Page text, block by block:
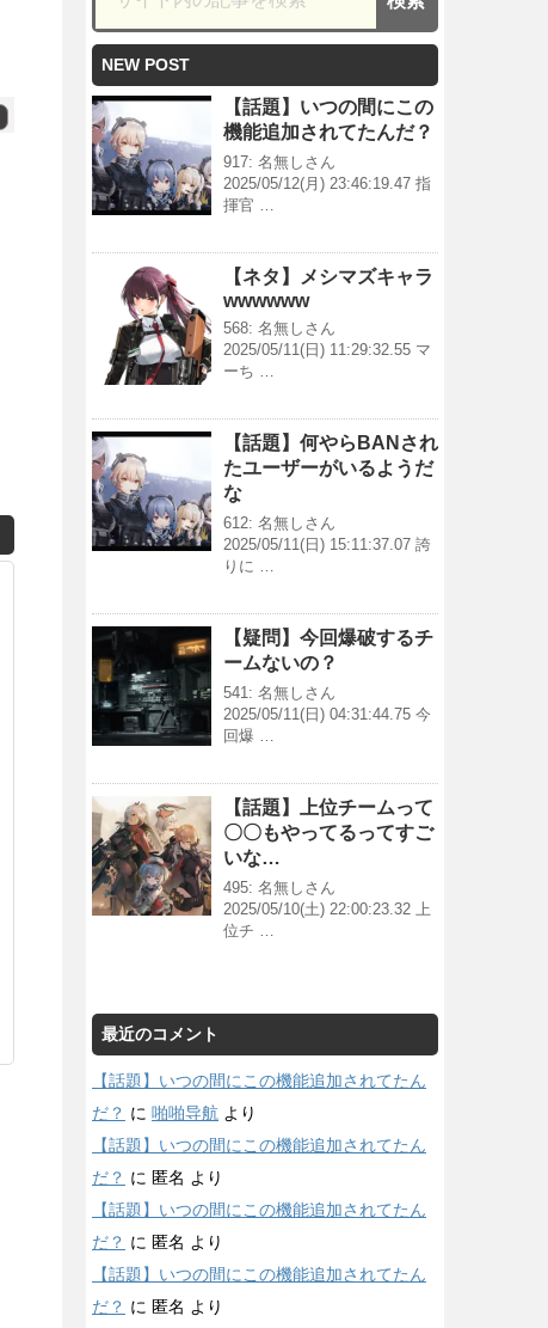
NEW POST
【話題】いつの間にこの
機能追加されてたんだ？
917: 名無しさん
2025/05/12(月) 23:46:19.47 指
揮官 …
【ネタ】メシマズキャラ
wwwwww
568: 名無しさん
2025/05/11(日) 11:29:32.55 マ
ーち …
【話題】何やらBANされ
たユーザーがいるようだ
な
612: 名無しさん
2025/05/11(日) 15:11:37.07 誇
りに …
【疑問】今回爆破するチ
ームないの？
541: 名無しさん
2025/05/11(日) 04:31:44.75 今
回爆 …
【話題】上位チームって
〇〇もやってるってすご
いな…
495: 名無しさん
2025/05/10(土) 22:00:23.32 上
位チ …
最近のコメント
【話題】いつの間にこの機能追加されてたん
だ？ に 啪啪导航 より
【話題】いつの間にこの機能追加されてたん
だ？ に 匿名 より
【話題】いつの間にこの機能追加されてたん
だ？ に 匿名 より
【話題】いつの間にこの機能追加されてたん
だ？ に 匿名 より